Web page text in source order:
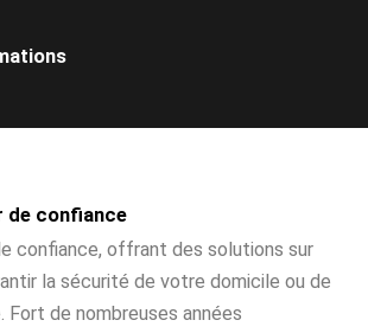
de confiance
confiance, offrant des solutions sur
la sécurité de votre domicile ou de
de nombreuses années